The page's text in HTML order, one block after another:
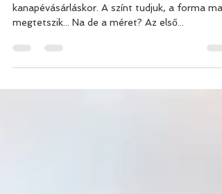
Számos apró tényező van amire oda kell
megtetszik... Na de a méret? Az első...